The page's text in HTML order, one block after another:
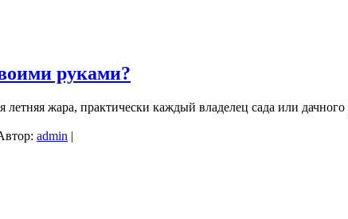
руками?
жара, практически каждый владелец сада или
admin |